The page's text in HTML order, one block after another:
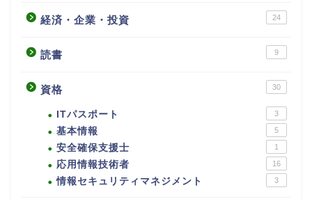
経済・企業・投資 24
読書 9
資格 30
ITパスポート 3
基本情報 5
安全確保支援士 1
応用情報技術者 16
情報セキュリティマネジメント 3